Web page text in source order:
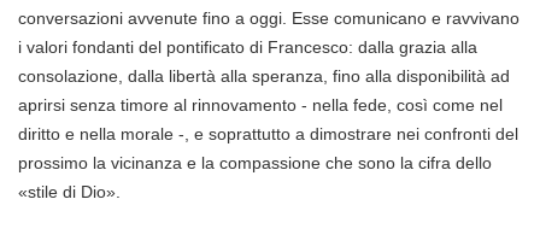
conversazioni avvenute fino a oggi. Esse comunicano e ravvivano
i valori fondanti del pontificato di Francesco: dalla grazia alla
consolazione, dalla libertà alla speranza, fino alla disponibilità ad
aprirsi senza timore al rinnovamento - nella fede, così come nel
diritto e nella morale -, e soprattutto a dimostrare nei confronti del
prossimo la vicinanza e la compassione che sono la cifra dello
«stile di Dio».